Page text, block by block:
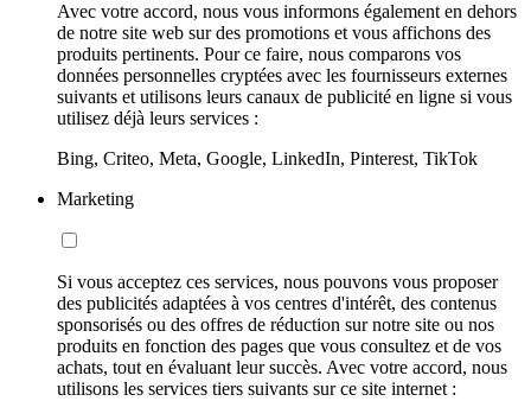
Avec votre accord, nous vous informons également en dehors
de notre site web sur des promotions et vous affichons des
produits pertinents. Pour ce faire, nous comparons vos
données personnelles cryptées avec les fournisseurs externes
suivants et utilisons leurs canaux de publicité en ligne si vous
utilisez déjà leurs services :
Bing, Criteo, Meta, Google, LinkedIn, Pinterest, TikTok
Marketing
Si vous acceptez ces services, nous pouvons vous proposer
des publicités adaptées à vos centres d'intérêt, des contenus
sponsorisés ou des offres de réduction sur notre site ou nos
produits en fonction des pages que vous consultez et de vos
achats, tout en évaluant leur succès. Avec votre accord, nous
utilisons les services tiers suivants sur ce site internet :